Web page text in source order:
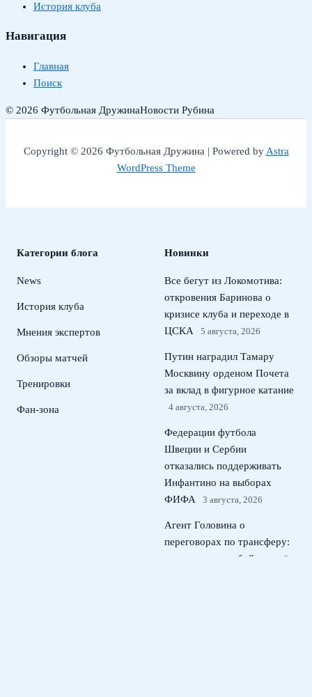
История клуба
Навигация
Главная
Поиск
© 2026 Футбольная ДружинаНовости Рубина
Copyright © 2026 Футбольная Дружина | Powered byAstra
WordPress Theme
Категории блога
News
История клуба
Мнения экспертов
Обзоры матчей
Тренировки
Фан-зона
Новинки
Все бегут из Локомотива:
откровения Баринова о
кризисе клуба и переходе в
ЦСКА
5 августа, 2026
Путин наградил Тамару
Москвину орденом Почета
за вклад в фигурное катание
4 августа, 2026
Федерации футбола
Швеции и Сербии
отказались поддерживать
Инфантино на выборах
ФИФА
3 августа, 2026
Агент Головина о
переговорах по трансферу:
открыты для любой лиги
2